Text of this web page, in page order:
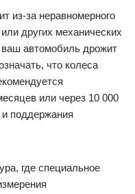
из-за неравномерного
других механических
автомобиль дрожит
что колеса
или через 10 000
поддержания
где специальное